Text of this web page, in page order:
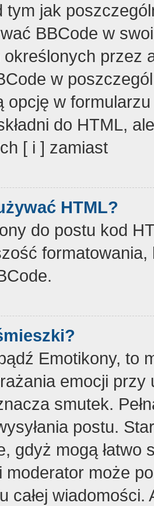
tym jak
BBCode w
określonych przez
w
opcję w
do HTML,
[ i ] zamiast
HTML?
do postu kod
Emotikony, to
emocji
smutek.
postu.
gdyż mogą
moderator może
całej